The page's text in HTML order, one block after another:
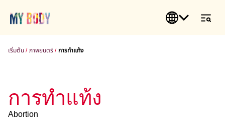
เริ่มต้น ภาพยนตร์ การทำแท้ง
การทำแท้ง
Abortion